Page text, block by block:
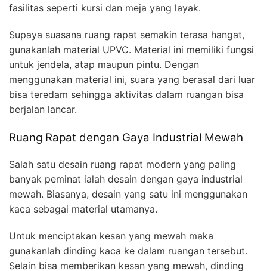
fasilitas seperti kursi dan meja yang layak.
Supaya suasana ruang rapat semakin terasa hangat,
gunakanlah material UPVC. Material ini memiliki fungsi
untuk jendela, atap maupun pintu. Dengan
menggunakan material ini, suara yang berasal dari luar
bisa teredam sehingga aktivitas dalam ruangan bisa
berjalan lancar.
Ruang Rapat dengan Gaya Industrial Mewah
Salah satu desain ruang rapat modern yang paling
banyak peminat ialah desain dengan gaya industrial
mewah. Biasanya, desain yang satu ini menggunakan
kaca sebagai material utamanya.
Untuk menciptakan kesan yang mewah maka
gunakanlah dinding kaca ke dalam ruangan tersebut.
Selain bisa memberikan kesan yang mewah, dinding